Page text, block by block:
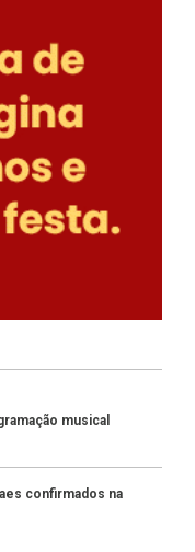
musical
confirmados na